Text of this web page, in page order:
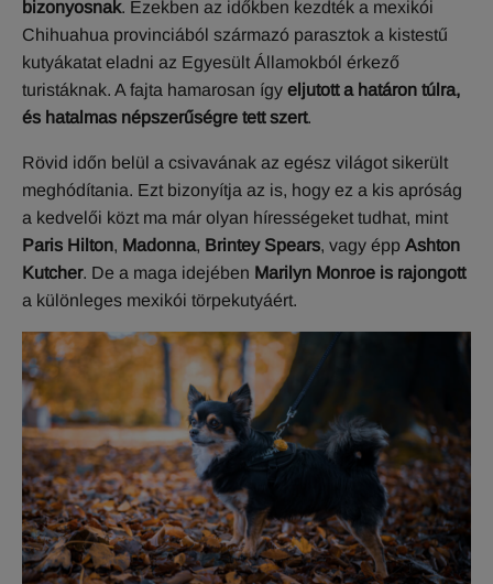
bizonyosnak. Ezekben az időkben kezdték a mexikói
Chihuahua provinciából származó parasztok a kistestű
kutyákatat eladni az Egyesült Államokból érkező
turistáknak. A fajta hamarosan így eljutott a határon túlra,
és hatalmas népszerűségre tett szert.
Rövid időn belül a csivavának az egész világot sikerült
meghódítania. Ezt bizonyítja az is, hogy ez a kis apróság
a kedvelői közt ma már olyan hírességeket tudhat, mint
Paris Hilton, Madonna, Brintey Spears, vagy épp Ashton
Kutcher. De a maga idejében Marilyn Monroe is rajongott
a különleges mexikói törpekutyáért.